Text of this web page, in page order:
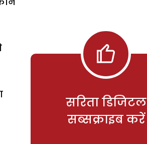
सरिता डिजिटल
सब्सक्राइब करें